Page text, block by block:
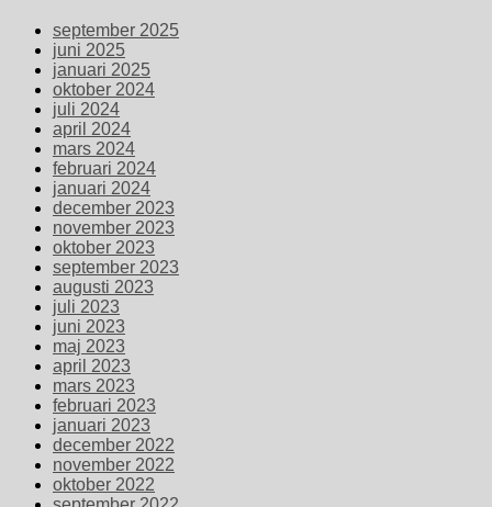
september 2025
juni 2025
januari 2025
oktober 2024
juli 2024
april 2024
mars 2024
februari 2024
januari 2024
december 2023
november 2023
oktober 2023
september 2023
augusti 2023
juli 2023
juni 2023
maj 2023
april 2023
mars 2023
februari 2023
januari 2023
december 2022
november 2022
oktober 2022